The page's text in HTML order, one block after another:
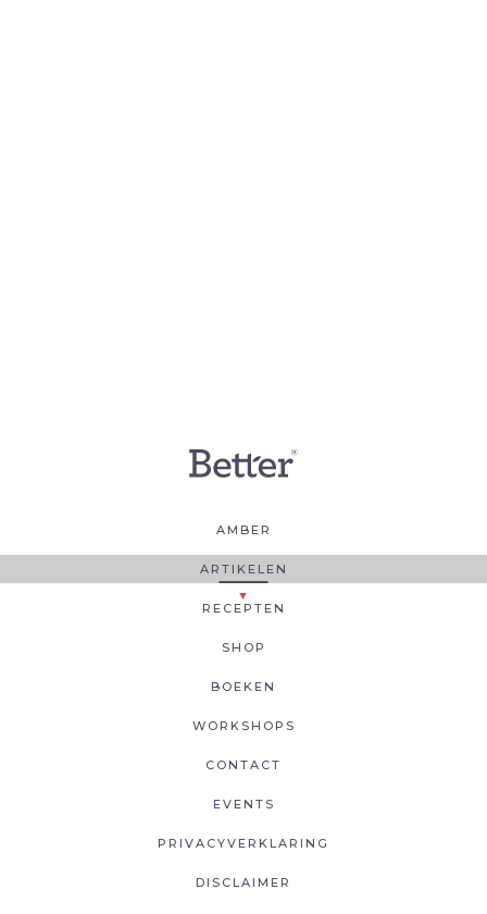
AMBER
ARTIKELEN
RECEPTEN
SHOP
BOEKEN
WORKSHOPS
CONTACT
EVENTS
PRIVACYVERKLARING
DISCLAIMER